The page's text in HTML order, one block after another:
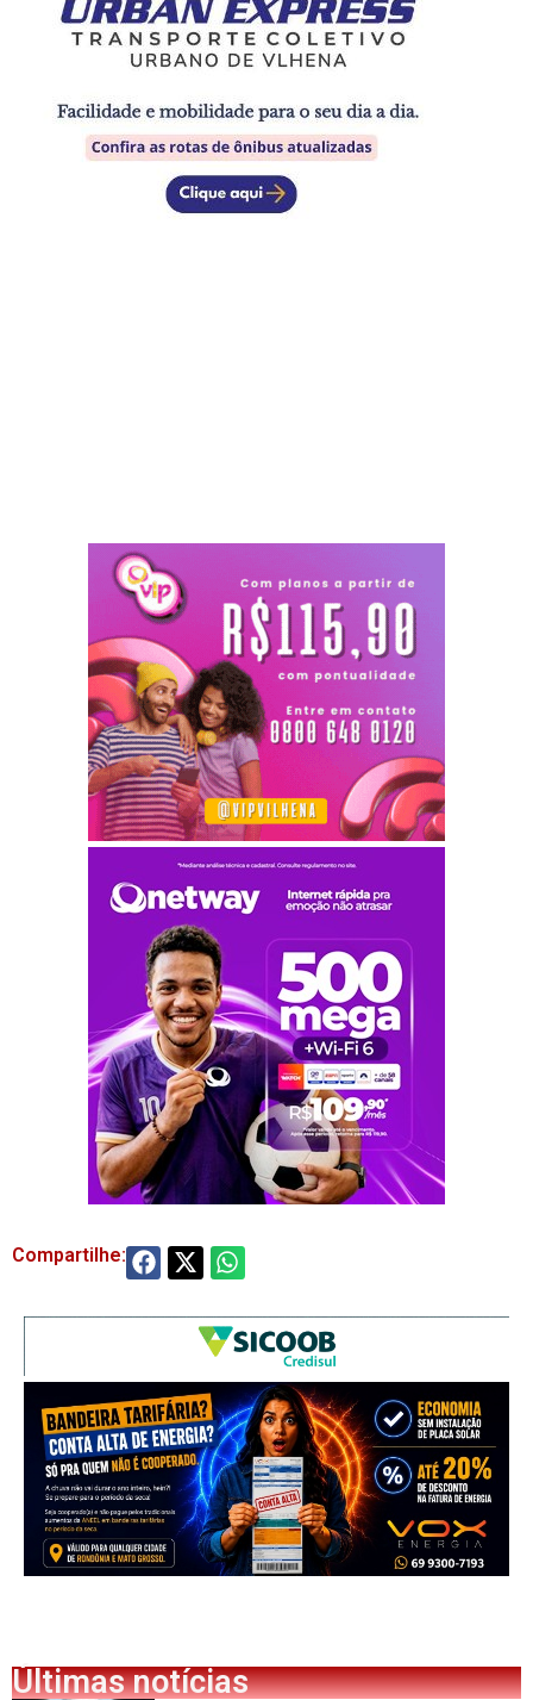
Compartilhe:
Últimas notícias